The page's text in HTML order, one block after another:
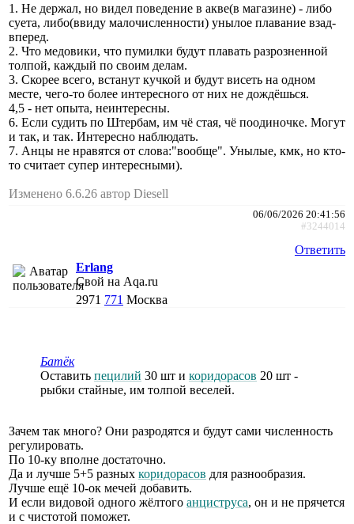
1. Не держал, но видел поведение в акве(в магазине) - либо
суета, либо(ввиду малочисленности) унылое плавание взад-
вперед.
2. Что медовики, что пумилки будут плавать разрозненной
толпой, каждый по своим делам.
3. Скорее всего, встанут кучкой и будут висеть на одном
месте, чего-то более интересного от них не дождёшься.
4,5 - нет опыта, неинтересны.
6. Если судить по Штербам, им чё стая, чё поодиночке. Могут
и так, и так. Интересно наблюдать.
7. Анцы не нравятся от слова:"вообще". Унылые, кмк, но кто-
то считает супер интересными).
Изменено 6.6.26 автор Diesell
06/06/2026 20:41:56
#3244014
Ответить
Erlang
Свой на Aqa.ru
2971 771 Москва
Батёк
Оставить пецилий 30 шт и коридорасов 20 шт -
рыбки стайные, им толпой веселей.
Зачем так много? Они разродятся и будут сами численность
регулировать.
По 10-ку вполне достаточно.
Да и лучше 5+5 разных коридорасов для разнообразия.
Лучше ещё 10-ок мечей добавить.
И если видовой одного жёлтого анциструса, он и не прячется
и с чистотой поможет.